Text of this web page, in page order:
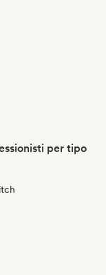
per tipo